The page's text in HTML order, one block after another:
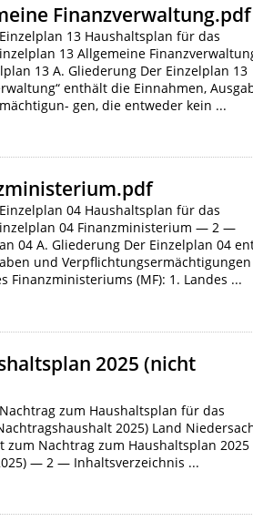
Finanzverwaltung.pdf
13 Haushaltsplan für das
13 Allgemeine
13 A. Gliederung Der Einzelplan 13
enthält die Einnahmen,
gen, die entweder kein ...
04 Haushaltsplan für das
04 Finanzministerium — 2 —
04 A. Gliederung Der Einzelplan 04
und
Finanzministeriums (MF): 1. Landes ...
2025 (nicht
zum Haushaltsplan für das
2025) Land
zum Nachtrag zum Haushaltsplan 2025
— 2 — Inhaltsverzeichnis ...